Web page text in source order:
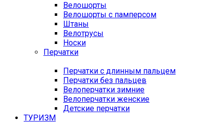
Велошорты
Велошорты с памперсом
Штаны
Велотрусы
Носки
Перчатки
Перчатки с длинным пальцем
Перчатки без пальцев
Велоперчатки зимние
Велоперчатки женские
Детские перчатки
ТУРИЗМ